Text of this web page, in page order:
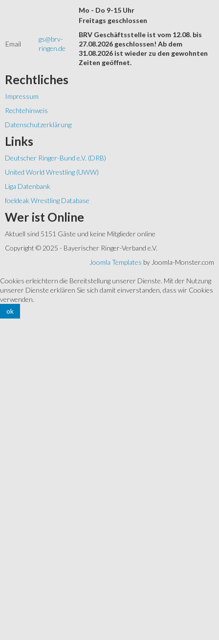
Mo - Do 9-15 Uhr
Email
gs@brv-
ringen.de
Freitags geschlossen
BRV Geschäftsstelle ist vom 12.08. bis
27.08.2026 geschlossen! Ab dem
31.08.2026 ist wieder zu den gewohnten
Zeiten geöffnet.
Rechtliches
Impressum
Rechtehinweis
Datenschutzerklärung
Links
Deutscher Ringer-Bund e.V. (DRB)
United World Wrestling (UWW)
Liga Datenbank
foeldeak Wrestling Database
Wer ist Online
Aktuell sind 5151 Gäste und keine Mitglieder online
Copyright © 2025 - Bayerischer Ringer-Verband e.V.
Joomla Templates by Joomla-Monster.com
Cookies erleichtern die Bereitstellung unserer Dienste. Mit der Nutzung
unserer Dienste erklären Sie sich damit einverstanden, dass wir Cookies
verwenden.
ok